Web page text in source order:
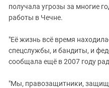
получала угрозы за многие
работы в Чечне.
"Её жизнь всё время
спецслужбы, и бандиты, и
сообщала ещё в 2007 году
"Мы, правозащитники,